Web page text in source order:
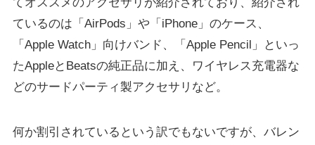
ているのは「AirPods」や「iPhone」のケース、
「Apple Watch」向けバンド、「Apple Pencil」といっ
たAppleとBeatsの純正品に加え、ワイヤレス充電器な
どのサードパーティ製アクセサリなど。
何か割引されているという訳でもないですが、バレン